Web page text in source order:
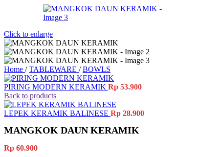
Click to enlarge
Home / TABLEWARE / BOWLS
PIRING MODERN KERAMIK Rp 53.900
Back to products
LEPEK KERAMIK BALINESE Rp 28.900
MANGKOK DAUN KERAMIK
Rp 60.900